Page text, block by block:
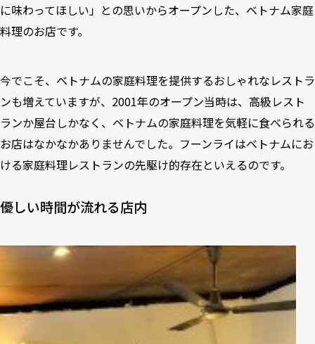
に味わってほしい」との思いからオープンした、ベトナム家庭
料理のお店です。
今でこそ、ベトナムの家庭料理を提供するおしゃれなレストラ
ンも増えていますが、2001年のオープン当時は、高級レスト
ランか屋台しかなく、ベトナムの家庭料理を気軽に食べられる
お店はなかなかありませんでした。フーンライはベトナムにお
ける家庭料理レストランの先駆け的存在といえるのです。
優しい時間が流れる店内